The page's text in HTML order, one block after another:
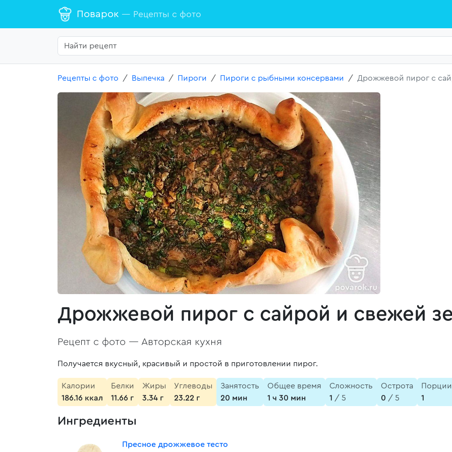
Поварок — Рецепты с фото
Рецепты с фото Выпечка Пироги Пироги с рыбными консервами Дрожжевой пирог с
Дрожжевой пирог с сайрой и свежей
Рецепт с фото — Авторская кухня
Получается вкусный, красивый и простой в приготовлении пирог.
Калории
186.16 ккал
Белки
11.66 г
Жиры
3.34 г
Углеводы
23.22 г
Занятость
20 мин
Общее время
1 ч 30 мин
Сложность
1 / 5
Острота
0 / 5
Порции
1
Ингредиенты
Пресное дрожжевое тесто